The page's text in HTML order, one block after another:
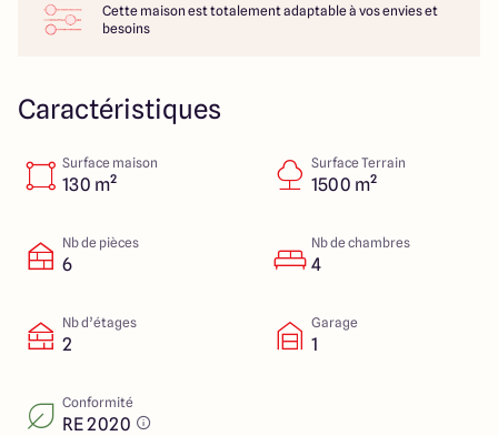
Maisons ARLOGIS Macon
4.3 4.6
Cette maison est totalement adaptable à vos envies et
besoins
Caractéristiques
Surface maison
130 m²
Surface Terrain
1500 m²
Nb de pièces
6
Nb de chambres
4
Nb d’étages
2
Garage
1
Conformité
RE 2020